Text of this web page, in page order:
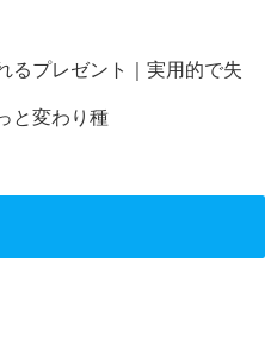
るプレゼント｜実用的で失
と変わり種